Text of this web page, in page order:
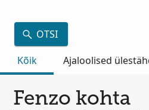
OTSI
Kõik
Ajaloolised
Fenzo kohta